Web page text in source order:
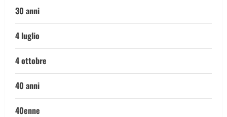
30 anni
4 luglio
4 ottobre
40 anni
40enne